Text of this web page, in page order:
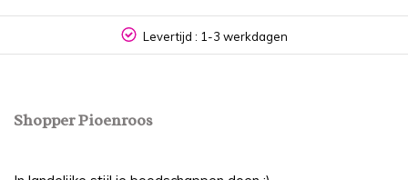
Levertijd : 1-3 werkdagen
Shopper Pioenroos